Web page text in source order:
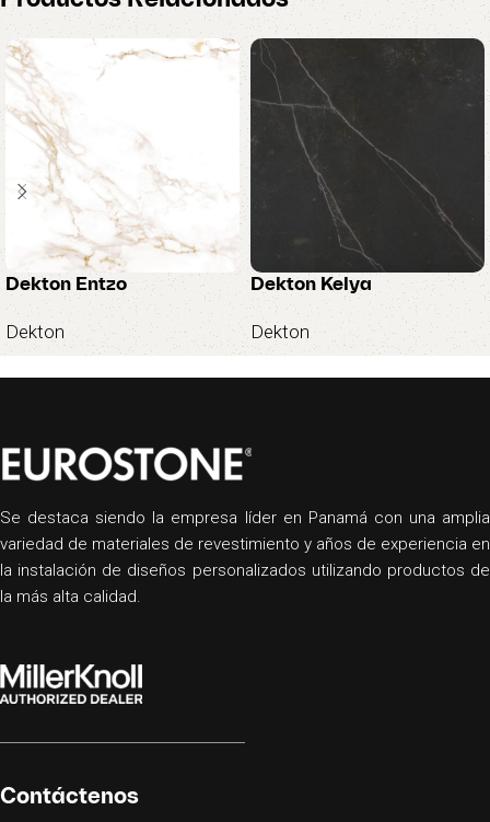
Dekton Entzo
Dekton
Dekton Kelya
Dekton
Se destaca siendo la empresa líder en Panamá con una amplia
variedad de materiales de revestimiento y años de experiencia en
la instalación de diseños personalizados utilizando productos de
la más alta calidad.
Contáctenos